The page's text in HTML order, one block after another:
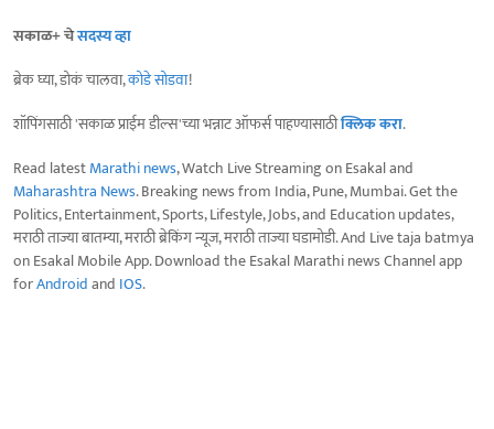
सकाळ+ चेसदस्य व्हा
ब्रेक घ्या, डोकं चालवा,कोडे सोडवा!
शॉपिंगसाठी 'सकाळ प्राईम डील्स'च्या भन्नाट ऑफर्स पाहण्यासाठीक्लिक करा.
Read latestMarathi news, Watch Live Streaming on Esakal and
Maharashtra News. Breaking news from India, Pune, Mumbai. Get the
Politics, Entertainment, Sports, Lifestyle, Jobs, and Education updates,
मराठी ताज्या बातम्या, मराठी ब्रेकिंग न्यूज, मराठी ताज्या घडामोडी. And Live taja batmya
on Esakal Mobile App. Download the Esakal Marathi news Channel app
forAndroidand IOS.